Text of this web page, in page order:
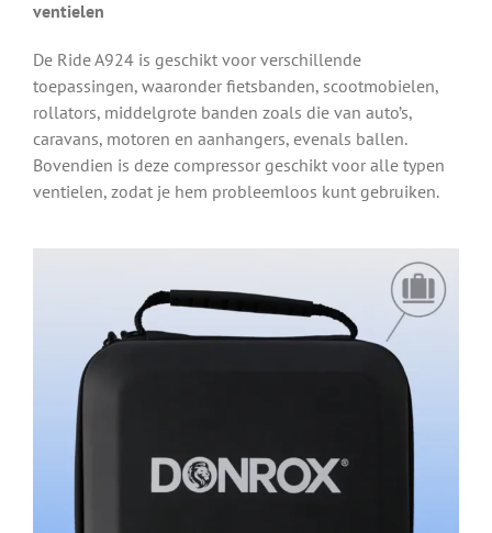
ventielen
De Ride A924 is geschikt voor verschillende
toepassingen, waaronder fietsbanden, scootmobielen,
rollators, middelgrote banden zoals die van auto’s,
caravans, motoren en aanhangers, evenals ballen.
Bovendien is deze compressor geschikt voor alle typen
ventielen, zodat je hem probleemloos kunt gebruiken.